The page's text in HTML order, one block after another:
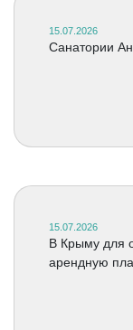
15.07.2026
Санатории
15.07.2026
В Крыму для
арендную